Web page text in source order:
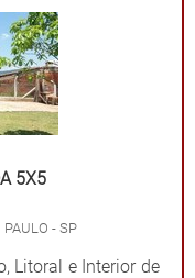
5X5
PAULO - SP
Litoral e Interior de